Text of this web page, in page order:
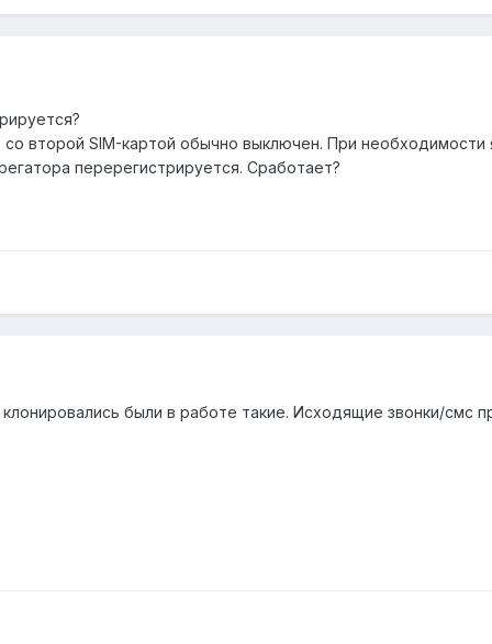
второй SIM-картой обычно выключен. При
перерегистрируется. Сработает?
были в работе такие. Исходящие звонки/смс